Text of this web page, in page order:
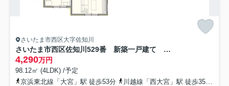
さいたま市西区大字佐知川
さいたま市西区佐知川529番 新築一戸建て ハートフルタウン 01
4,290万円
98.12㎡ (4LDK) /予定
京浜東北線「大宮」駅 徒歩53分
川越線「西大宮」駅 徒歩35分